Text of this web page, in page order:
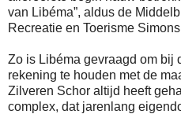
van Libéma”, aldus de
Recreatie en Toerisme
Zo is Libéma gevraagd om bij
rekening te houden met de
Zilveren Schor altijd heeft
complex, dat jarenlang